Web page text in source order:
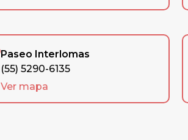
Paseo Interlomas
(55) 5290-6135
Ver mapa